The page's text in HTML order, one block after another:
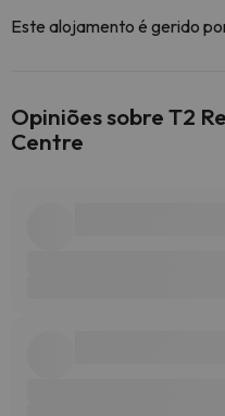
Este alojamento é gerido
Opiniões sobre T2
Centre